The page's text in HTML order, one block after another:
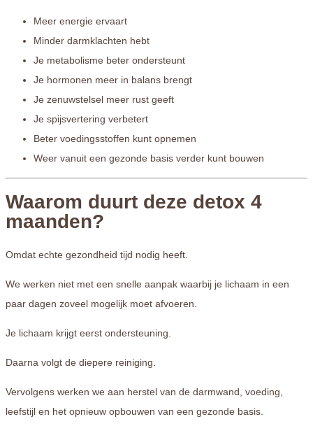
Meer energie ervaart
Minder darmklachten hebt
Je metabolisme beter ondersteunt
Je hormonen meer in balans brengt
Je zenuwstelsel meer rust geeft
Je spijsvertering verbetert
Beter voedingsstoffen kunt opnemen
Weer vanuit een gezonde basis verder kunt bouwen
Waarom duurt deze detox 4
maanden?
Omdat echte gezondheid tijd nodig heeft.
We werken niet met een snelle aanpak waarbij je lichaam in een
paar dagen zoveel mogelijk moet afvoeren.
Je lichaam krijgt eerst ondersteuning.
Daarna volgt de diepere reiniging.
Vervolgens werken we aan herstel van de darmwand, voeding,
leefstijl en het opnieuw opbouwen van een gezonde basis.